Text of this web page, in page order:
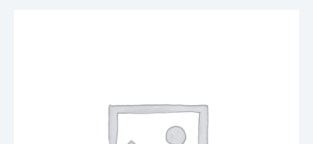
Underhållstips